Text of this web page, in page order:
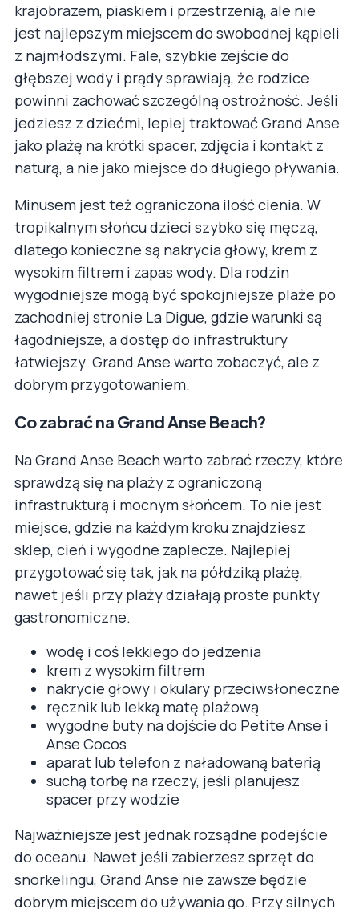
krajobrazem, piaskiem i przestrzenią, ale nie
jest najlepszym miejscem do swobodnej kąpieli
z najmłodszymi. Fale, szybkie zejście do
głębszej wody i prądy sprawiają, że rodzice
powinni zachować szczególną ostrożność. Jeśli
jedziesz z dziećmi, lepiej traktować Grand Anse
jako plażę na krótki spacer, zdjęcia i kontakt z
naturą, a nie jako miejsce do długiego pływania.
Minusem jest też ograniczona ilość cienia. W
tropikalnym słońcu dzieci szybko się męczą,
dlatego konieczne są nakrycia głowy, krem z
wysokim filtrem i zapas wody. Dla rodzin
wygodniejsze mogą być spokojniejsze plaże po
zachodniej stronie La Digue, gdzie warunki są
łagodniejsze, a dostęp do infrastruktury
łatwiejszy. Grand Anse warto zobaczyć, ale z
dobrym przygotowaniem.
Co zabrać na Grand Anse Beach?
Na Grand Anse Beach warto zabrać rzeczy, które
sprawdzą się na plaży z ograniczoną
infrastrukturą i mocnym słońcem. To nie jest
miejsce, gdzie na każdym kroku znajdziesz
sklep, cień i wygodne zaplecze. Najlepiej
przygotować się tak, jak na półdziką plażę,
nawet jeśli przy plaży działają proste punkty
gastronomiczne.
wodę i coś lekkiego do jedzenia
krem z wysokim filtrem
nakrycie głowy i okulary przeciwsłoneczne
ręcznik lub lekką matę plażową
wygodne buty na dojście do Petite Anse i
Anse Cocos
aparat lub telefon z naładowaną baterią
suchą torbę na rzeczy, jeśli planujesz
spacer przy wodzie
Najważniejsze jest jednak rozsądne podejście
do oceanu. Nawet jeśli zabierzesz sprzęt do
snorkelingu, Grand Anse nie zawsze będzie
dobrym miejscem do używania go. Przy silnych